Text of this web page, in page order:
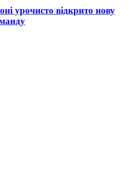
урочисто відкрито нову